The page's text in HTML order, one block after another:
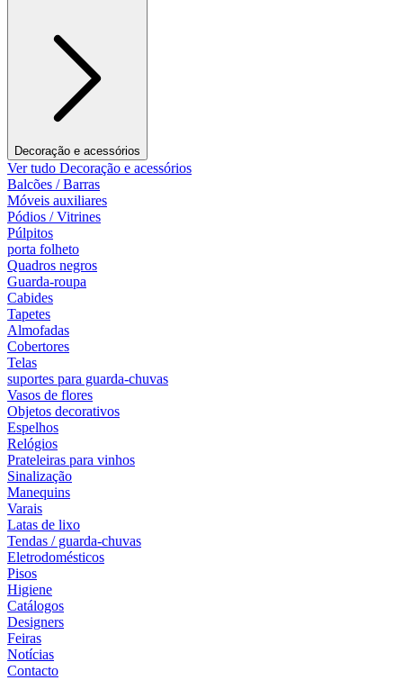
Decoração e acessórios
Ver tudo Decoração e acessórios
Balcões / Barras
Móveis auxiliares
Pódios / Vitrines
Púlpitos
porta folheto
Quadros negros
Guarda-roupa
Cabides
Tapetes
Almofadas
Cobertores
Telas
suportes para guarda-chuvas
Vasos de flores
Objetos decorativos
Espelhos
Relógios
Prateleiras para vinhos
Sinalização
Manequins
Varais
Latas de lixo
Tendas / guarda-chuvas
Eletrodomésticos
Pisos
Higiene
Catálogos
Designers
Feiras
Notícias
Contacto